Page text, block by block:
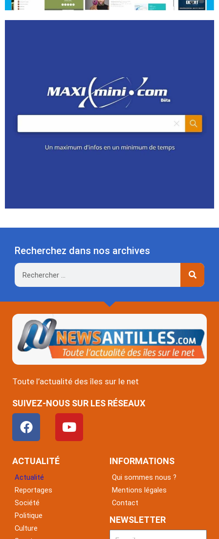
Recherchez dans nos archives
Rechercher
Toute l’actualité des îles sur le net
SUIVEZ-NOUS SUR LES RÉSEAUX
F
a
c
e
o
o
k
Y
o
u
ACTUALITÉ
Actualité
Reportages
Société
Politique
Culture
INFORMATIONS
Qui sommes nous ?
Mentions légales
Contact
NEWSLETTER